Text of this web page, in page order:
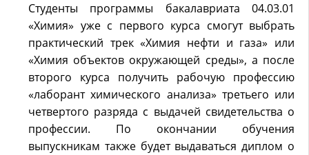
Студенты программы бакалавриата 04.03.01
«Химия» уже с первого курса смогут выбрать
практический трек «Химия нефти и газа» или
«Химия объектов окружающей среды», а после
второго курса получить рабочую профессию
«лаборант химического анализа» третьего или
четвертого разряда с выдачей свидетельства о
профессии. По окончании обучения
выпускникам также будет выдаваться диплом о